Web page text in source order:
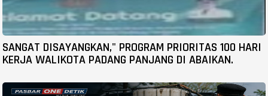
SANGAT DISAYANGKAN," PROGRAM PRIORITAS 100 HARI
KERJA WALIKOTA PADANG PANJANG DI ABAIKAN.